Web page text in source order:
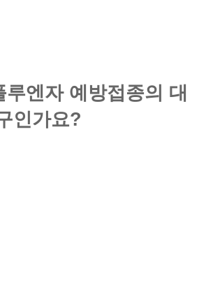
루엔자 예방접종의 대
인가요?